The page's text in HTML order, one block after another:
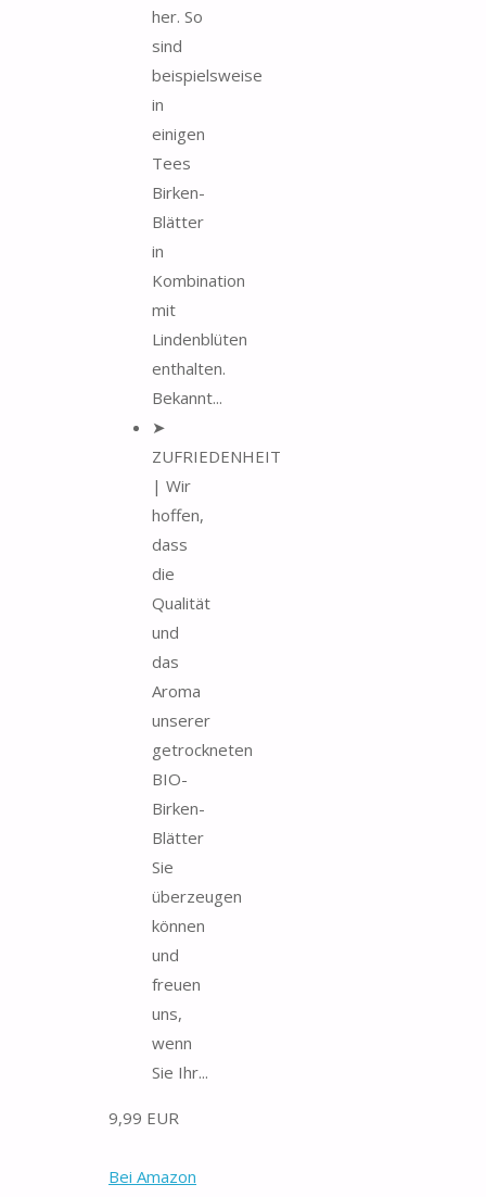
her. So
sind
beispielsweise
in
einigen
Tees
Birken-
Blätter
in
Kombination
mit
Lindenblüten
enthalten.
Bekannt...
➤
ZUFRIEDENHEIT
| Wir
hoffen,
dass
die
Qualität
und
das
Aroma
unserer
getrockneten
BIO-
Birken-
Blätter
Sie
überzeugen
können
und
freuen
uns,
wenn
Sie Ihr...
9,99 EUR
Bei Amazon